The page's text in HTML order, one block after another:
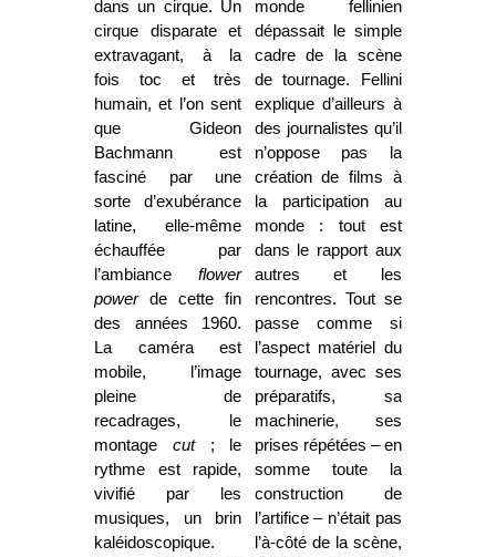
dans un cirque. Un
cirque disparate et
extravagant, à la
fois toc et très
humain, et l’on sent
que Gideon
Bachmann est
fasciné par une
sorte d’exubérance
latine, elle-même
échauffée par
l’ambianceflower
powerde cette fin
des années 1960.
La caméra est
mobile, l’image
pleine de
recadrages, le
montage cut; le
rythme est rapide,
vivifié par les
musiques, un brin
kaléidoscopique.
monde fellinien
dépassait le simple
cadre de la scène
de tournage. Fellini
explique d’ailleurs à
des journalistes qu’il
n’oppose pas la
création de films à
la participation au
monde : tout est
dans le rapport aux
autres et les
rencontres. Tout se
passe comme si
l’aspect matériel du
tournage, avec ses
préparatifs, sa
machinerie, ses
prises répétées – en
somme toute la
construction de
l’artifice – n’était pas
l’à-côté de la scène,